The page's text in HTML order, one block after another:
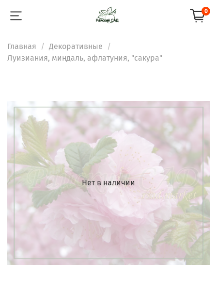
0
Главная
Декоративные
Луизиания, миндаль, афлатуния, "сакура"
Нет в наличии